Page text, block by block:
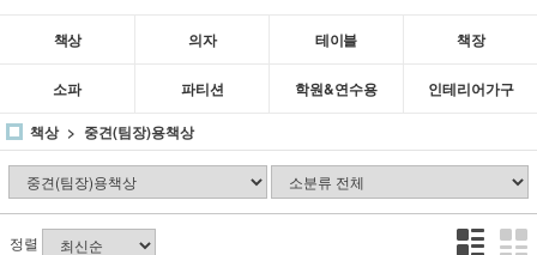
책상 의자 테이블 책장
소파 파티션 학원&연수용
인테리어가구
책상
중견(팀장)용책상
정렬